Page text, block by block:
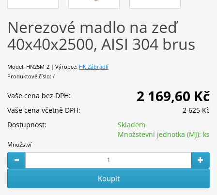
Nerezové madlo na zeď
40x40x2500, AISI 304 brus
Model: HN25M-2 | Výrobce: HK Zábradlí
Produktové číslo: /
Vaše cena bez DPH: 2 169,60 Kč
Vaše cena včetně DPH:
2 625 Kč
Dostupnost:
Skladem
Množstevní jednotka (MJ): ks
Množství
Koupit